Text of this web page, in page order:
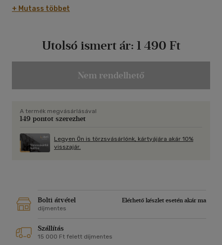
Izrael csak akkor nyeri vissza ősi földjét, ha a melldísz teljes
épségben visszatér... Az első drágakő, a Kék Csillag
ismét különös kalandok kísérik, meglepetések és
eléri célját, és felfedezi, hogy a női lélek még
kiszámíthatatlanabb, még titokzatosabb, mint a londoni
+ Mutass többet
Utolsó ismert ár: 1 490 Ft
Nem rendelhető
A termék megvásárlásával
149 pontot szerezhet
Legyen Ön is törzsvásárlónk, kártyájára akár 10%
visszajár.
Bolti átvétel
Elérhető készlet esetén akár ma
díjmentes
Szállítás
15 000 Ft felett díjmentes